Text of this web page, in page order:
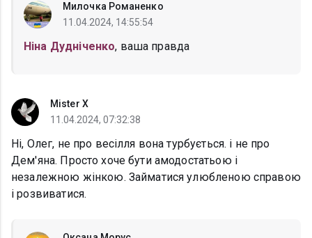
Милочка Романенко
11.04.2024, 14:55:54
Ніна Дудніченко, ваша правда
Mister X
11.04.2024, 07:32:38
Ні, Олег, не про весілля вона турбується. і не про
Дем'яна. Просто хоче бути амодостатьою і
незалежною жінкою. Займатися улюбленою справою
і розвиватися.